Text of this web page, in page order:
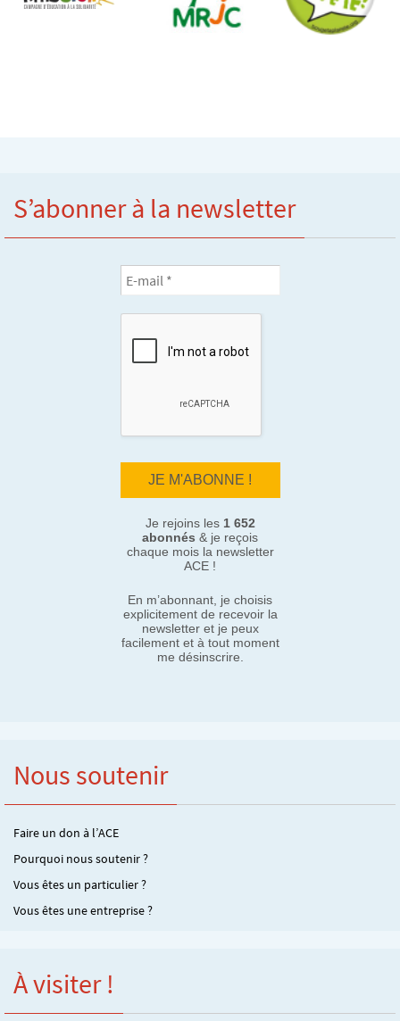
S’abonner à la newsletter
Je rejoins les 1 652
abonnés & je reçois
chaque mois la newsletter
ACE !
En m’abonnant, je choisis
explicitement de recevoir la
newsletter et je peux
facilement et à tout moment
me désinscrire.
Nous soutenir
Faire un don à l’ACE
Pourquoi nous soutenir ?
Vous êtes un particulier ?
Vous êtes une entreprise ?
À visiter !